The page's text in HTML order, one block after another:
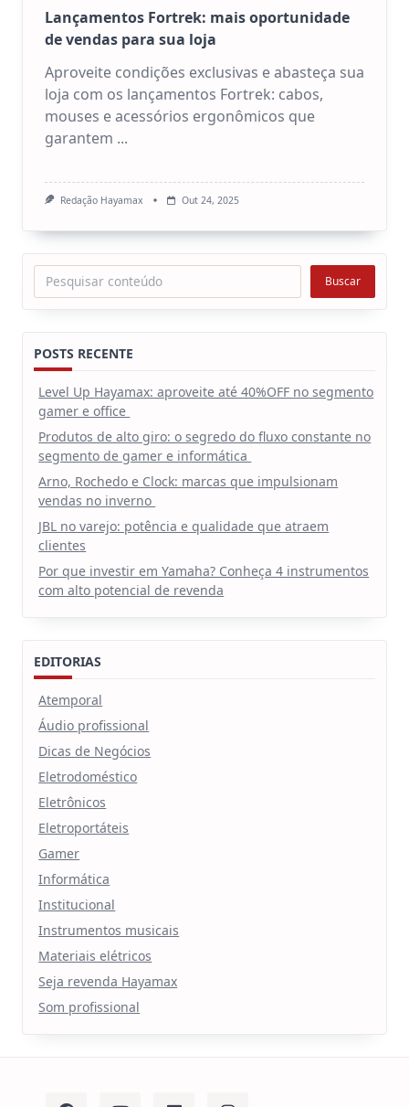
Lançamentos Fortrek: mais oportunidade
de vendas para sua loja
Aproveite condições exclusivas e abasteça sua
loja com os lançamentos Fortrek: cabos,
mouses e acessórios ergonômicos que
garantem ...
Redação Hayamax Out 24, 2025
Pesquisar Buscar
POSTS RECENTE
Level Up Hayamax: aproveite até 40%OFF no segmento
gamer e office
Produtos de alto giro: o segredo do fluxo constante no
segmento de gamer e informática
Arno, Rochedo e Clock: marcas que impulsionam
vendas no inverno
JBL no varejo: potência e qualidade que atraem
clientes
Por que investir em Yamaha? Conheça 4 instrumentos
com alto potencial de revenda
EDITORIAS
Atemporal
Áudio profissional
Dicas de Negócios
Eletrodoméstico
Eletrônicos
Eletroportáteis
Gamer
Informática
Institucional
Instrumentos musicais
Materiais elétricos
Seja revenda Hayamax
Som profissional